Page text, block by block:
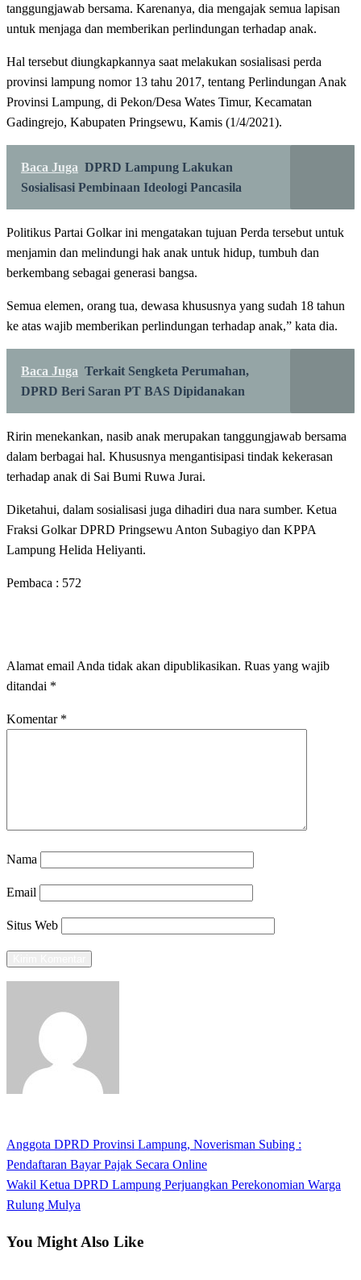
tanggungjawab bersama. Karenanya, dia mengajak semua lapisan
untuk menjaga dan memberikan perlindungan terhadap anak.
Hal tersebut diungkapkannya saat melakukan sosialisasi perda
provinsi lampung nomor 13 tahu 2017, tentang Perlindungan Anak
Provinsi Lampung, di Pekon/Desa Wates Timur, Kecamatan
Gadingrejo, Kabupaten Pringsewu, Kamis (1/4/2021).
Baca Juga DPRD Lampung Lakukan
Sosialisasi Pembinaan Ideologi Pancasila
Politikus Partai Golkar ini mengatakan tujuan Perda tersebut untuk
menjamin dan melindungi hak anak untuk hidup, tumbuh dan
berkembang sebagai generasi bangsa.
Semua elemen, orang tua, dewasa khususnya yang sudah 18 tahun
ke atas wajib memberikan perlindungan terhadap anak,” kata dia.
Baca Juga Terkait Sengketa Perumahan,
DPRD Beri Saran PT BAS Dipidanakan
Ririn menekankan, nasib anak merupakan tanggungjawab bersama
dalam berbagai hal. Khususnya mengantisipasi tindak kekerasan
terhadap anak di Sai Bumi Ruwa Jurai.
Diketahui, dalam sosialisasi juga dihadiri dua nara sumber. Ketua
Fraksi Golkar DPRD Pringsewu Anton Subagiyo dan KPPA
Lampung Helida Heliyanti.
Pembaca : 572
Alamat email Anda tidak akan dipublikasikan. Ruas yang wajib
ditandai *
Komentar *
Nama
Email
Situs Web
Navigasi
pos
Previous
Post
Anggota DPRD Provinsi Lampung, Noverisman Subing :
Pendaftaran Bayar Pajak Secara Online
Next
Post
Wakil Ketua DPRD Lampung Perjuangkan Perekonomian Warga
Rulung Mulya
You Might Also Like